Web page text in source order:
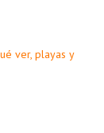
ver, playas y